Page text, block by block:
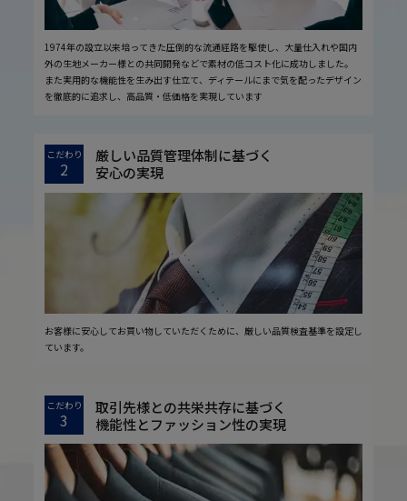
1974年の設立以来培ってきた圧倒的な流通経路を駆使し、大量仕入れや国内
外の生地メーカー様との共同開発などで素材の低コスト化に成功しました。
また実用的な機能性を生み出す仕立て、ディテールにまで気を配ったデザイン
を徹底的に追求し、高品質・低価格を実現しています
こだわり
2
厳しい品質管理体制に基づく
安心の実現
お客様に安心してお買い物していただくために、厳しい品質検査基準を設定し
ています。
こだわり
3
取引先様との共栄共存に基づく
機能性とファッション性の実現